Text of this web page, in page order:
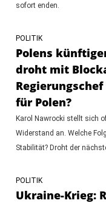
sofort enden.
POLITIK
Polens
droht mit
für Polen?
Karol Nawrocki stellt sich
Widerstand an. Welche
Stabilität? Droht der
POLITIK
Ukraine-Krieg: